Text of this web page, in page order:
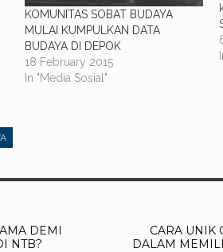
KOMUNITAS SOBAT BUDAYA
MULAI KUMPULKAN DATA
BUDAYA DI DEPOK
18 February 2015
In "Media Sosial"
DEMI
NTB?
CARA UNIK
DALAM